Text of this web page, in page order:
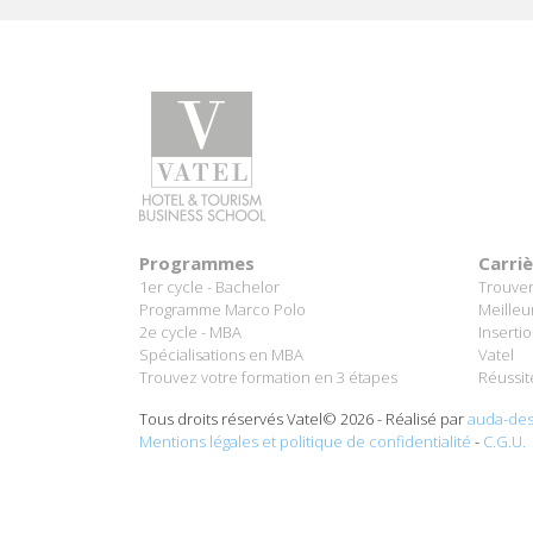
Programmes
1er cycle - Bachelor
Programme Marco Polo
2e cycle - MBA
Spécialisations en MBA
Trouvez votre formation en 3 étapes
Vatel
Tous droits réservés Vatel© 2026 - Réalisé parauda-
Mentions légales et politique de confidentialité - C.G.U.